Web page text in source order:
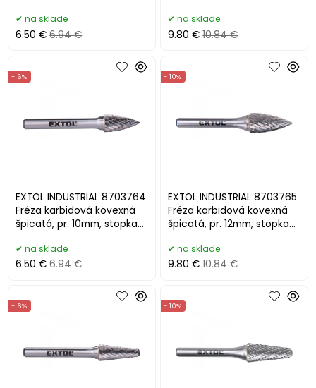
na sklade
6.50 € 6.94 €
na sklade
9.80 € 10.84 €
EXTOL INDUSTRIAL 8703764
Fréza karbidová kovexná
špicatá, pr. 10mm, stopka
- 6%
na sklade
6.50 € 6.94 €
EXTOL INDUSTRIAL 8703765
Fréza karbidová kovexná
špicatá, pr. 12mm, stopka
- 10%
na sklade
9.80 € 10.84 €
- 6% - 10%